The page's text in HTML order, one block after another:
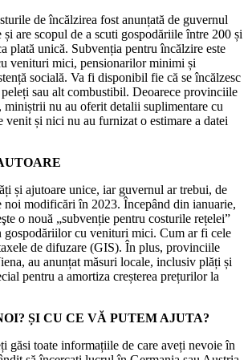
de încălzirea fost anunțată de guvernul
are scopul de a scuti gospodăriile între 200 și
plată unică. Subvenția pentru încălzire este
venituri mici, pensionarilor minimi și
socială. Va fi disponibil fie că se încălzesc
sau alt combustibil. Deoarece provinciile
nu au oferit detalii suplimentare cu
și nici nu au furnizat o estimare a datei
și ajutoare unice, iar guvernul ar trebui, de
noi modificări în 2023. Începând din ianuarie,
o nouă „subvenție pentru costurile rețelei”
gospodăriilor cu venituri mici. Cum ar fi cele
de difuzare (GIS). În plus, provinciile
au anunțat măsuri locale, inclusiv plăți și
pentru a amortiza creșterea prețurilor la
ȘI CU CE VĂ PUTEM AJUTA?
găsi toate informațiile de care aveți nevoie în